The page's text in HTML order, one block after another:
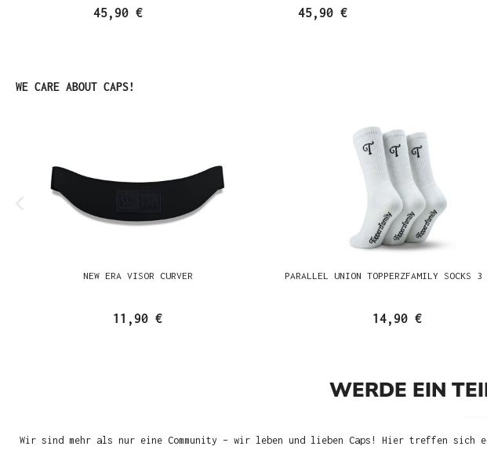
45,90 € 45,90 €
Produktgalerie überspringen
WE CARE ABOUT CAPS!
NEW ERA VISOR CURVER
11,90 €
PARALLEL UNION TOPPERZFAMILY SOCKS
14,90 €
WERDE EIN
Wir sind mehr als nur eine Community – wir leben und lieben Caps! Hier treffen sich